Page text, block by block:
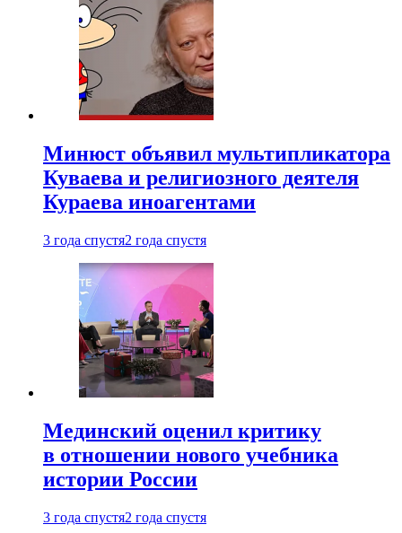
Минюст объявил мультипликатора
Куваева и религиозного деятеля
Кураева иноагентами
3 года спустя2 года спустя
Мединский оценил критику
в отношении нового учебника
истории России
3 года спустя2 года спустя